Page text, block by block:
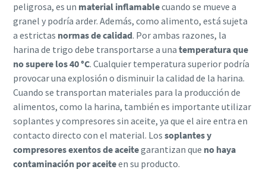
Everything you need to know about your
pneumatic conveying process
Discover how you can create a more efficient pneumatic
conveying process.
Find out
peligrosa, es un material inflamablecuando se mueve a
granel y podría arder. Además, como alimento, está sujeta
a estrictas normas de calidad. Por ambas razones, la
harina de trigo debe transportarse a una temperatura que
no supere los 40 °C. Cualquier temperatura superior podría
provocar una explosión o disminuir la calidad de la harina.
Cuando se transportan materiales para la producción de
alimentos, como la harina, también es importante utilizar
soplantes y compresores sin aceite, ya que el aire entra en
contacto directo con el material. Los soplantes y
compresores exentos de aceitegarantizan que no haya
contaminación por aceiteen su producto.